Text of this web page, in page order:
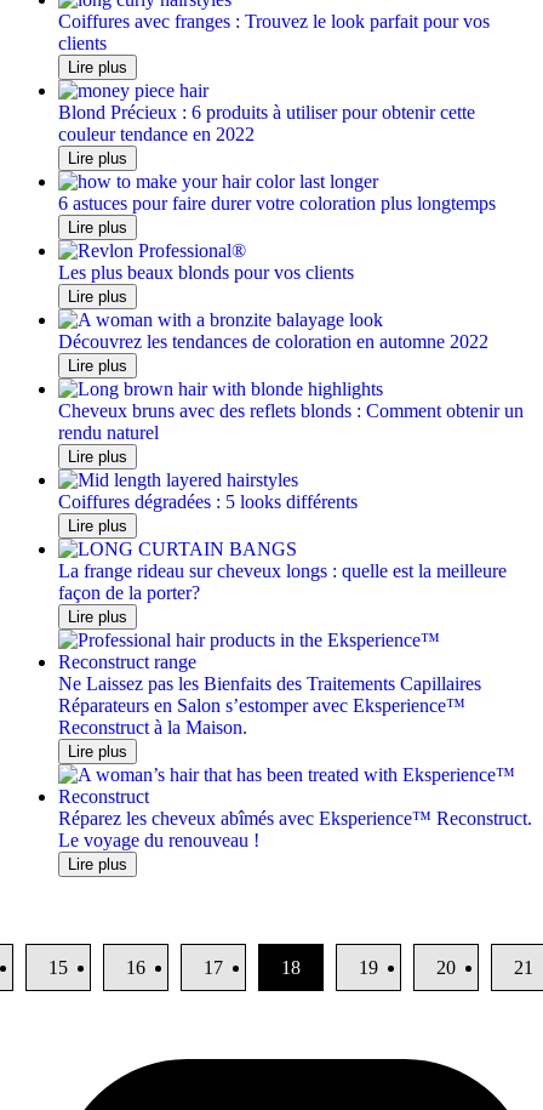
Coiffures avec franges : Trouvez le look parfait pour vos
clients
Lire plus
Blond Précieux : 6 produits à utiliser pour obtenir cette
couleur tendance en 2022
Lire plus
6 astuces pour faire durer votre coloration plus longtemps
Lire plus
Les plus beaux blonds pour vos clients
Lire plus
Découvrez les tendances de coloration en automne 2022
Lire plus
Cheveux bruns avec des reflets blonds : Comment obtenir un
rendu naturel
Lire plus
Coiffures dégradées : 5 looks différents
Lire plus
La frange rideau sur cheveux longs : quelle est la meilleure
façon de la porter?
Lire plus
Ne Laissez pas les Bienfaits des Traitements Capillaires
Réparateurs en Salon s’estomper avec Eksperience™
Reconstruct à la Maison.
Lire plus
Réparez les cheveux abîmés avec Eksperience™ Reconstruct.
Le voyage du renouveau !
Lire plus
15 16 17 18 19 20 21